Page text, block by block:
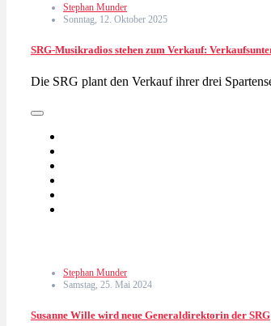
Stephan Munder
Sonntag, 12. Oktober 2025
SRG-Musikradios stehen zum Verkauf:
Die SRG plant den Verkauf ihrer drei
Stephan Munder
Samstag, 25. Mai 2024
Susanne Wille wird neue Generaldirektorin der SRG